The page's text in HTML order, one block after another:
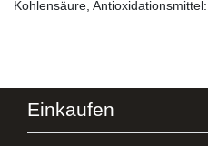
Kohlensäure,
Einkaufen